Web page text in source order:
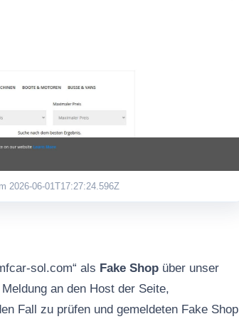
2026-06-01T17:27:24.596Z
sol.com“ als Fake Shop über unser
an den Host der Seite,
Fall zu prüfen und gemeldeten Fake Shop